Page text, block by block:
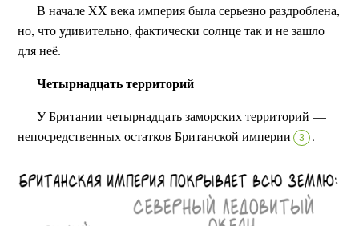
В начале XX века империя была серьезно раздроблена,
но, что удивительно, фактически солнце так и не зашло
для неё.
Четырнадцать территорий
У Британии четырнадцать заморских территорий —
непосредственных остатков Британской империи
3 .